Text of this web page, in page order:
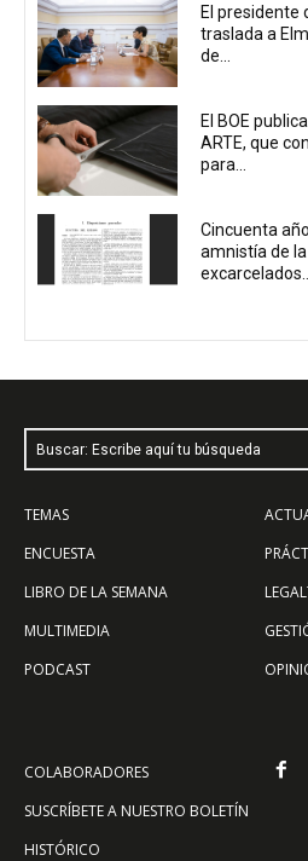
El presidente
traslada a
de...
El BOE
ARTE, que
para...
Cincuenta
amnistía de
excarcelados...
Buscar: Escribe aquí tu búsqueda
TEMAS
ENCUESTA
LIBRO DE LA SEMANA
MULTIMEDIA
PODCAST
COLABORADORES
SUSCRÍBETE A NUESTRO BOLETÍN
HISTÓRICO